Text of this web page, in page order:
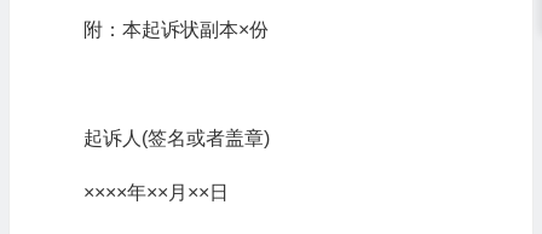
附：本起诉状副本×份
起诉人(签名或者盖章)
××××年××月××日